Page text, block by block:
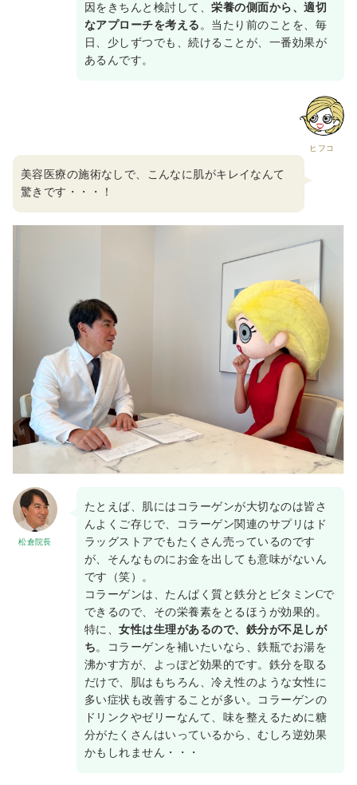
因をきちんと検討して、栄養の側面から、適切
なアプローチを考える 。当たり前のことを、毎
日、少しずつでも、続けることが、一番効果が
あるんです。
ヒフコ
美容医療の施術なしで、こんなに肌がキレイなんて
驚きです・・・！
松倉院長
たとえば、肌にはコラーゲンが大切なのは皆さ
んよくご存じで、コラーゲン関連のサプリはド
ラッグストアでもたくさん売っているのです
が、そんなものにお金を出しても意味がないん
です（笑）。
コラーゲンは、たんぱく質と鉄分とビタミンCで
できるので、その栄養素をとるほうが効果的。
特に、女性は生理があるので、鉄分が不足しが
ち。コラーゲンを補いたいなら、鉄瓶でお湯を
沸かす方が、よっぽど効果的です。鉄分を取る
だけで、肌はもちろん、冷え性のような女性に
多い症状も改善することが多い。コラーゲンの
ドリンクやゼリーなんて、味を整えるために糖
分がたくさんはいっているから、むしろ逆効果
かもしれません・・・